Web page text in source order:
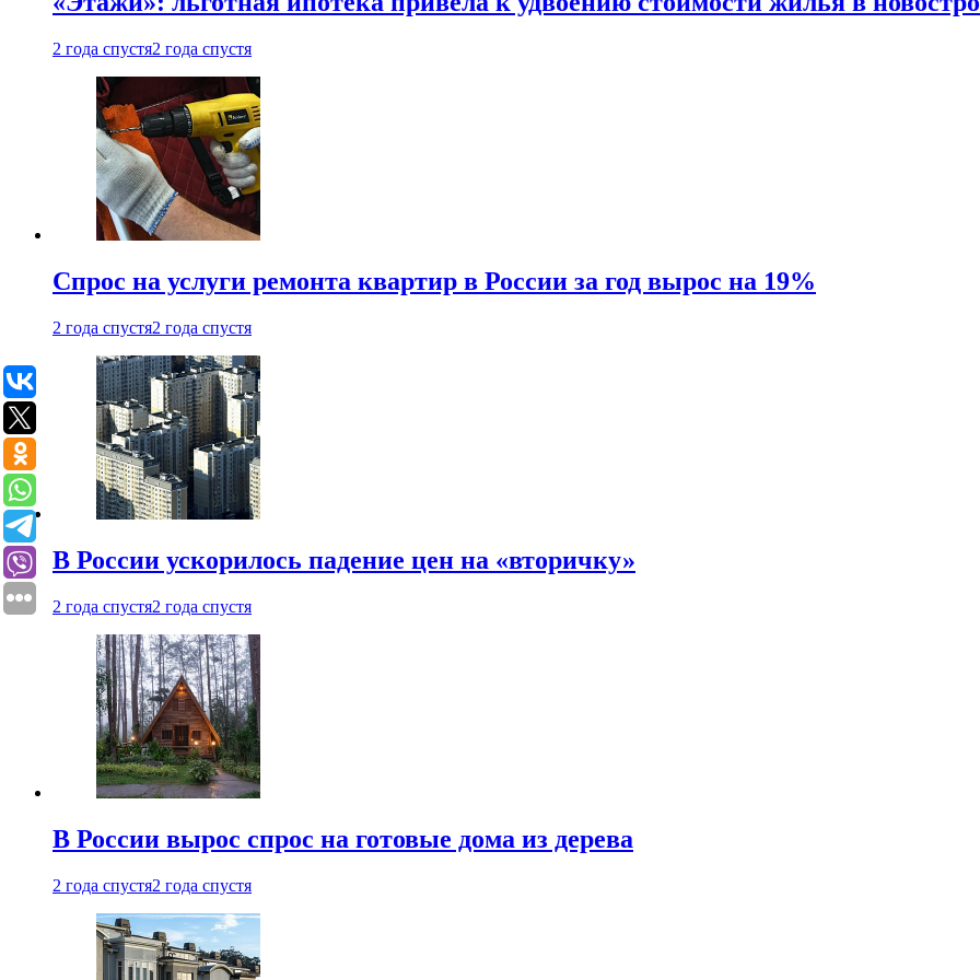
2 года спустя2 года спустя
Спрос на услуги ремонта квартир в России за год вырос на 19%
2 года спустя2 года спустя
В России ускорилось падение цен на «вторичку»
2 года спустя2 года спустя
В России вырос спрос на готовые дома из дерева
2 года спустя2 года спустя